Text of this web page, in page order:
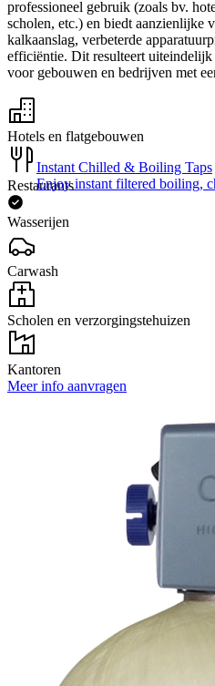
Instant Chilled & Boiling Taps
Enjoy instant filtered boiling,
professioneel gebruik (zoals bv.
scholen, etc.) en biedt aanzienlijke
kalkaanslag, verbeterde
efficiëntie. Dit resulteert
voor gebouwen en bedrijven met
Hotels en flatgebouwen
Restaurants
Wasserijen
Carwash
Scholen en verzorgingstehuizen
Kantoren
Meer info aanvragen